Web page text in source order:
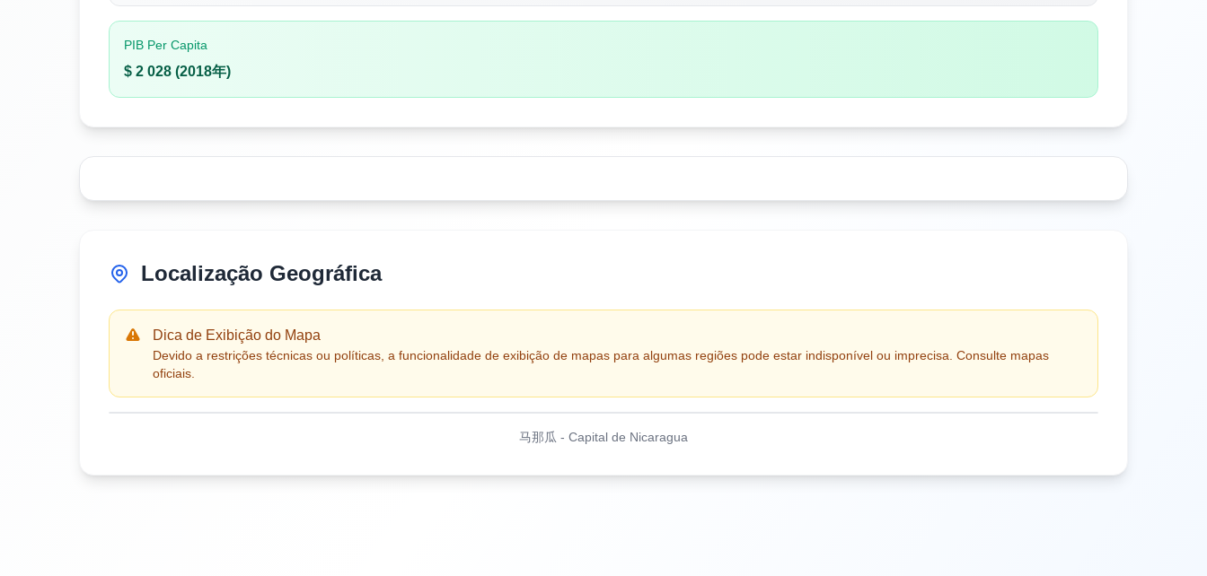
PIB Per Capita
$ 2 028 (2018年)
Localização Geográfica
Dica de Exibição do Mapa
Devido a restrições técnicas ou políticas, a funcionalidade de exibição de mapas para algumas regiões pode estar indisponível ou imprecisa. Consulte mapas
oficiais.
马那瓜 - Capital de Nicaragua